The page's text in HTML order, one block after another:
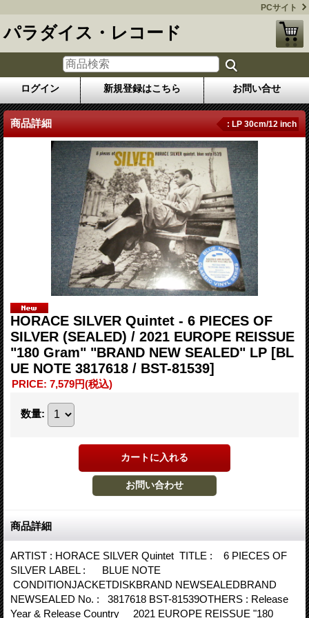
PCサイト
パラダイス・レコード
ログイン 新規登録はこちら お問い合せ
商品詳細 : LP 30cm/12 inch
HORACE SILVER Quintet - 6 PIECES OF
SILVER (SEALED) / 2021 EUROPE REISSUE
"180 Gram" "BRAND NEW SEALED" LP [BL
UE NOTE 3817618 / BST-81539]
PRICE: 7,579円(税込)
数量:
商品詳細
ARTIST : HORACE SILVER Quintet TITLE : 6 PIECES OF
SILVER LABEL : BLUE NOTE
CONDITIONJACKETDISKBRAND NEWSEALEDBRAND
NEWSEALED No. : 3817618 BST-81539OTHERS : Release
Year & Release Country 2021 EUROPE REISSUE "180